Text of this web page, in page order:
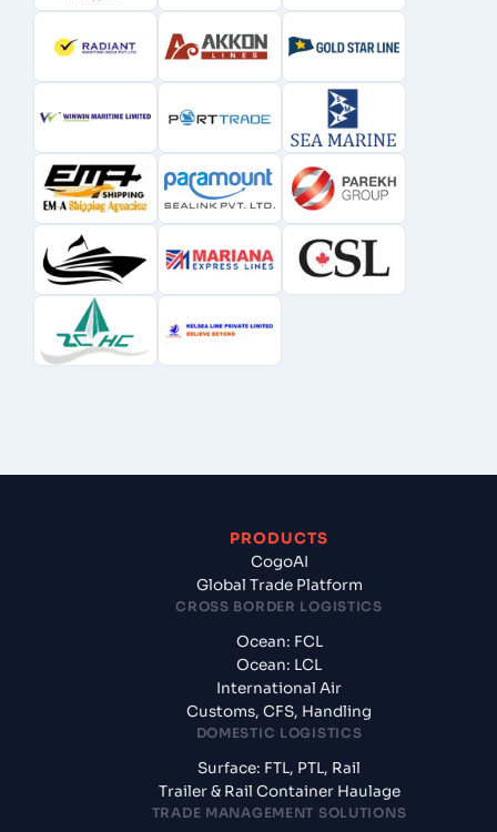
PRODUCTS
CogoAI
Global Trade Platform
CROSS BORDER LOGISTICS
Ocean: FCL
Ocean: LCL
International Air
Customs, CFS, Handling
DOMESTIC LOGISTICS
Surface: FTL, PTL, Rail
Trailer & Rail Container Haulage
TRADE MANAGEMENT SOLUTIONS